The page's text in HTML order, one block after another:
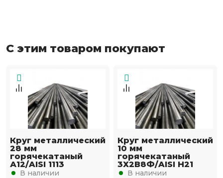
С этим товаром покупают
Круг металлический
28 мм
горячекатаный
А12/AISI 1113
В наличии
Круг металлический
10 мм
горячекатаный
3Х2В8Ф/AISI H21
В наличии